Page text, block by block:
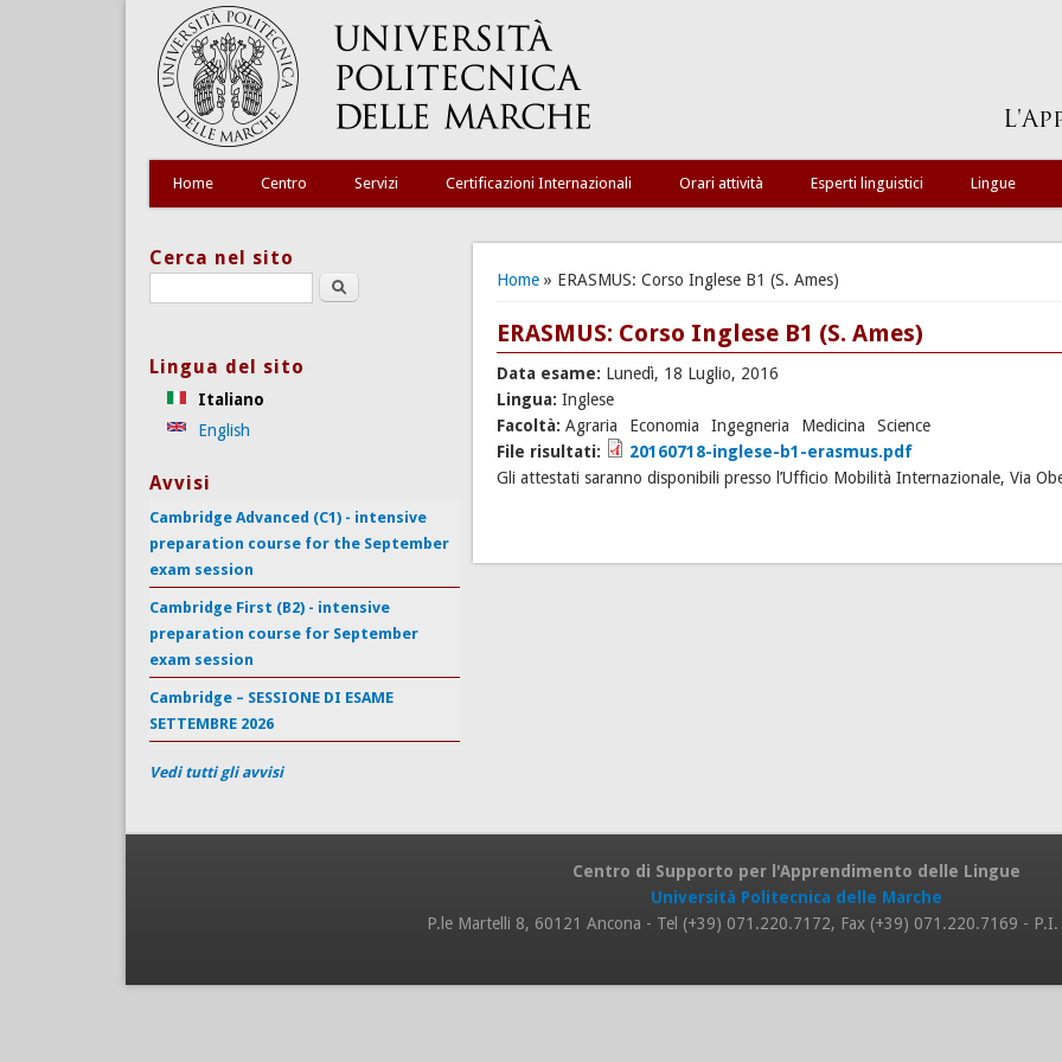
Home Centro Servizi Certificazioni Internazionali Orari attività Esperti linguistici Lingue
Tu sei qui
Home» ERASMUS: Corso Inglese B1 (S. Ames)
ERASMUS: Corso Inglese B1 (S. Ames)
Data esame: Lunedì, 18 Luglio, 2016
Lingua: Inglese
Facoltà: Agraria Economia Ingegneria Medicina
Science
File risultati:
20160718-inglese-b1-erasmus.pdf
Gli attestati saranno disponibili presso l’Ufficio Mobilità Internazionale, Via
Cerca nel sito
Search this site
Lingua del sito
Italiano
English
Avvisi
Cambridge Advanced (C1) - intensive
preparation course for the September
exam session
Cambridge First (B2) - intensive
preparation course for September
exam session
Cambridge – SESSIONE DI ESAME
SETTEMBRE 2026
Vedi tutti gli avvisi
Centro di Supporto per l'Apprendimento delle Lingue
Università Politecnica delle Marche
P.le Martelli 8, 60121 Ancona - Tel (+39) 071.220.7172, Fax (+39) 071.220.7169 -